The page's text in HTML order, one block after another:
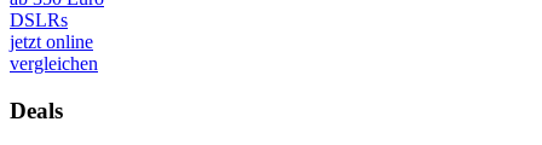
DSLRs
jetzt online
vergleichen
Deals